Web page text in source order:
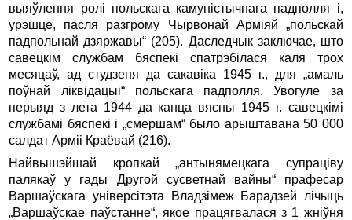
выяўлення ролі польскага камуністычнага падполля і,
урэшце, пасля разгрому Чырвонай Арміяй „польскай
падпольнай дзяржавы“ (205). Даследчык заключае, што
савецкім службам бяспекі спатрэбілася каля трох
месяцаў, ад студзеня да сакавіка 1945 г., для „амаль
поўнай ліквідацыі“ польскага падполля. Увогуле за
перыяд з лета 1944 да канца вясны 1945 г. савецкімі
службамі бяспекі і „смершам“ было арыштавана 50 000
салдат Арміі Краёвай (216).
Найвышэйшай кропкай „антынямецкага супраціву
палякаў у гады Другой сусветнай вайны“ прафесар
Варшаўскага уні­версітэта Владзімеж Барадзей лічыць
„Варшаўскае паўстанне“, якое працягвалася з 1 жніўня